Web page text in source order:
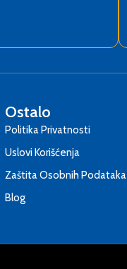
Ostalo
Politika Privatnosti
Uslovi Korišćenja
Zaštita Osobnih Podataka
Blog